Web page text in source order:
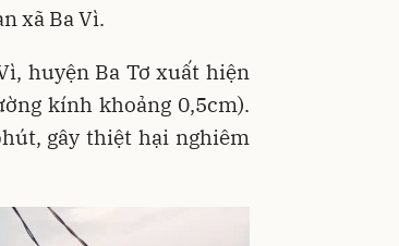
xã Ba Vì.
huyện Ba Tơ xuất hiện
kính khoảng 0,5cm).
gây thiệt hại nghiêm